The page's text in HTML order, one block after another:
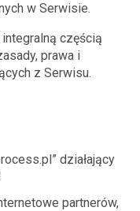
w Serwisie.
częścią
prawa i
z Serwisu.
działający
partnerów,